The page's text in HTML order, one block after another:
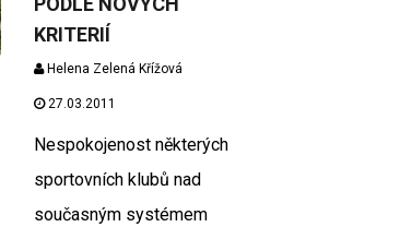
KRITERIÍ
Helena Zelená Křížová
27.03.2011
Nespokojenost některých
sportovních klubů nad
současným systémem